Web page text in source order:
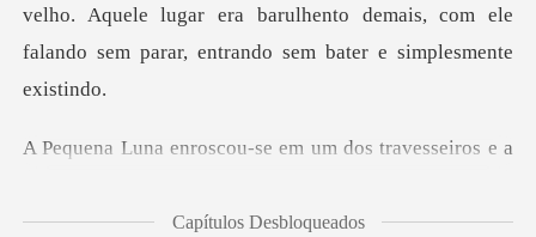
velho. Aquele lugar er
e em um dos travesseiros
Capítulos Desbloqueados